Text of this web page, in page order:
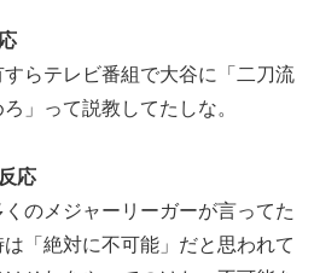
すらテレビ番組で大谷に「二刀流
」って説教してたしな。
応
のメジャーリーガーが言ってた
は「絶対に不可能」だと思われて